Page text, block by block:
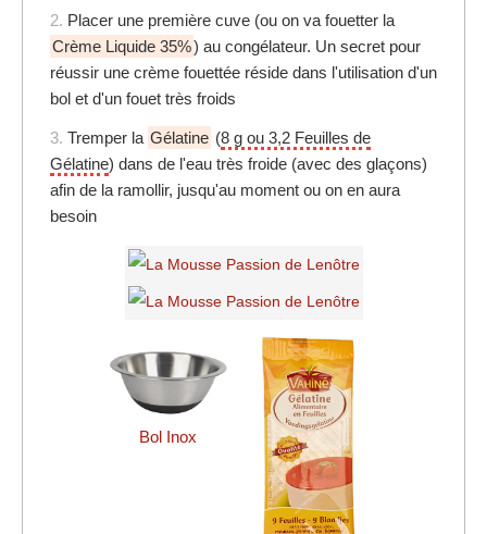
2. Placer une première cuve (ou on va fouetter la
Crème Liquide 35%) au congélateur. Un secret pour
réussir une crème fouettée réside dans l'utilisation d'un
bol et d'un fouet très froids
3. Tremper la Gélatine (8 g ou 3,2 Feuilles de
Gélatine) dans de l'eau très froide (avec des glaçons)
afin de la ramollir, jusqu'au moment ou on en aura
besoin
Bol Inox